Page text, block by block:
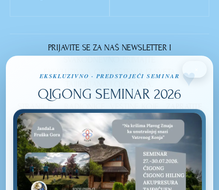
PRIJAVITE SE ZA NAŠ NEWSLETTER I
SVAKODNEVNO PRIMAJTE
EKSKLUZIVNA OBAVEŠTENJA IZ SVETA
STRANICE
NASLOVNA
O NAMA
BLOG
KONTAKT
RADIONICE
OSMEHOM DO
LEPOTE
UNUTRAŠNJOSTI
PRIRODNO
DISANJE -
KRETANJE ĆIJA
(ENERGIJE)
VEŠTINE KOJE
IZUČAVAMO
TAIJIQUAN
QI GONG
ZAPRATITE
NAS
EKSKLUZIVNO · PREDSTOJEĆI SEMINAR
QIGONG SEMINAR 2026